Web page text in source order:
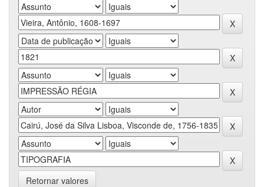
Retornar valores